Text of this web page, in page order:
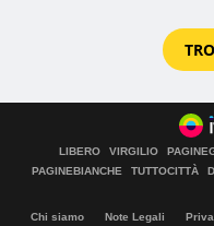
LIBERO VIRGILIO
PAGINEBIANCHE
TUTTOCITTÀ
Chi siamo Note Legali